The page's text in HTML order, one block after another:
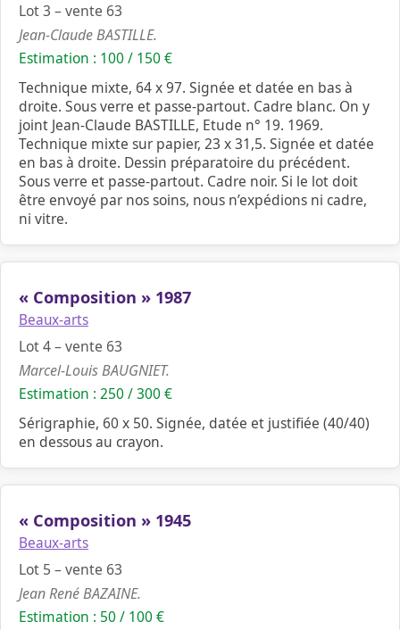
Lot 3 – vente 63
Jean-Claude BASTILLE.
Estimation : 100 / 150 €
Technique mixte, 64 x 97. Signée et datée en bas à
droite. Sous verre et passe-partout. Cadre blanc. On y
joint Jean-Claude BASTILLE, Etude n° 19. 1969.
Technique mixte sur papier, 23 x 31,5. Signée et datée
en bas à droite. Dessin préparatoire du précédent.
Sous verre et passe-partout. Cadre noir. Si le lot doit
être envoyé par nos soins, nous n’expédions ni cadre,
ni vitre.
« Composition » 1987
Beaux-arts
Lot 4 – vente 63
Marcel-Louis BAUGNIET.
Estimation : 250 / 300 €
Sérigraphie, 60 x 50. Signée, datée et justifiée (40/40)
en dessous au crayon.
« Composition » 1945
Beaux-arts
Lot 5 – vente 63
Jean René BAZAINE.
Estimation : 50 / 100 €